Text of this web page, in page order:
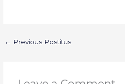
← Previous Postitus